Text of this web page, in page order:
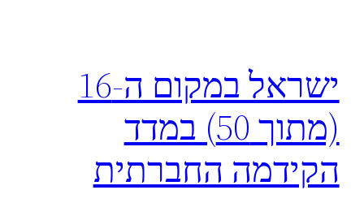
ישראל במקום ה-16
(מתוך 50) במדד
הקידמה החברתית